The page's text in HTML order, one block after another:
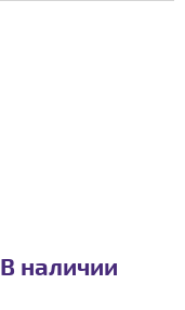
В наличии